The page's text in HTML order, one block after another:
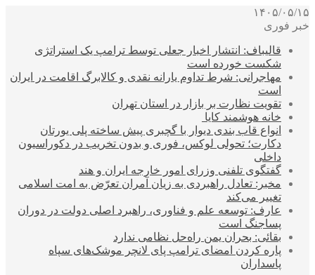
۱۴۰۵/۰۵/۱۵
خبر فوری
قالیباف: انتشار اخبار جعلی توسط ترامپ یک استراتژی
شکست خورده است
مهاجرانی: شرط تداوم یارانه نقدی و کالابرگ اقامت در ایران
است
تقویت نظارت بر بازار در استان تهران
خانه هوشمند کایا
انواع قاب بندی دیوار با گچبری پیش ساخته پلی یورتان
دکارت؛ تحولی لوکس، فوری و بدون تخریب در دکوراسیون
داخلی
گفتگوی تلفنی وزرای امور خارجه ایران و هند
مخبر: تعادل راهبردی به زیان آمران تعرّض به امت اسلامی
تغییر می‌کند
عارف: توسعه علم و فناوری، راهبرد اصلی دولت در دوران
پساجنگ است
بقائی: بحران یمن راه‌حل نظامی ندارد
پاره کردن امضای ترامپ پای لانچر موشک‌های سپاه
پاسداران